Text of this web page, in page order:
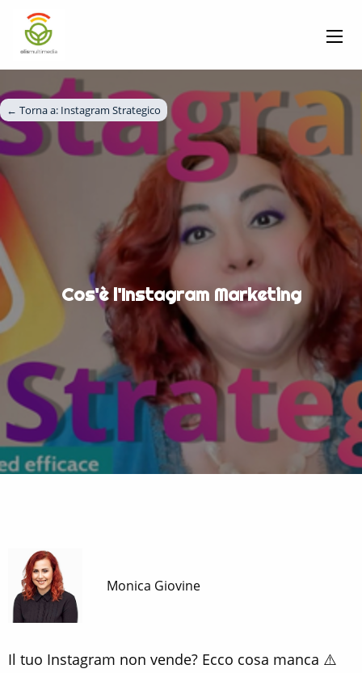
← Torna a: Instagram Strategico
Cos'è l'Instagram Marketing
Monica Giovine
Il tuo Instagram non vende? Ecco cosa manca ⚠️